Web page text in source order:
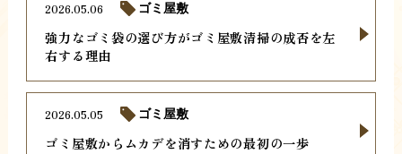
強力なゴミ袋の選び方がゴミ屋敷清掃の成否を左
右する理由
2026.05.06 ゴミ屋敷
ゴミ屋敷からムカデを消すための最初の一歩
2026.05.05 ゴミ屋敷